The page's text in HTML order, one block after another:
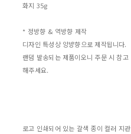
화지 35g
* 정방향 & 역방향 제작
디자인 특성상 양뱡향으로 제작됩니다.
랜덤 발송되는 제품이오니 주문 시 참고
해주세요.
로고 인쇄되어 있는 갈색 종이 컬러 지관